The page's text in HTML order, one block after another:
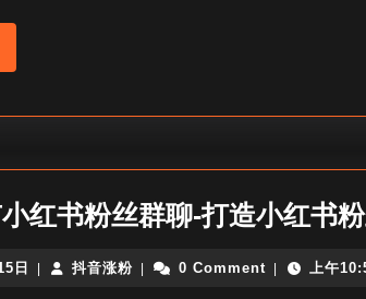
红书粉丝群聊-打造小红书
日
2026 抖音涨粉抖
0 Comment 上午